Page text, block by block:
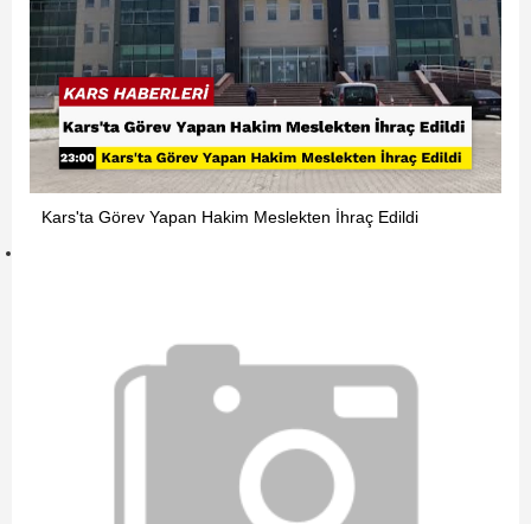
Kars'ta Görev Yapan Hakim Meslekten İhraç Edildi